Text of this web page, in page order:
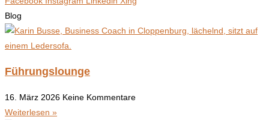
Blog
Führungslounge
16. März 2026 Keine Kommentare
Weiterlesen »